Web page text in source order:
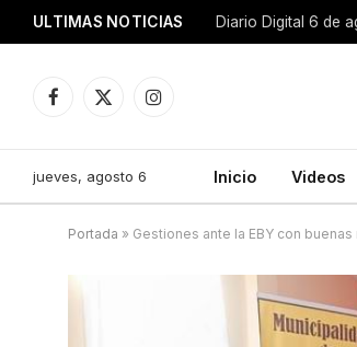
ULTIMAS NOTICIAS Diario Digital 6 de
Facebook
X
Instagram
jueves, agosto 6 Inicio Videos
Portada » Gestiones ante la EBY con